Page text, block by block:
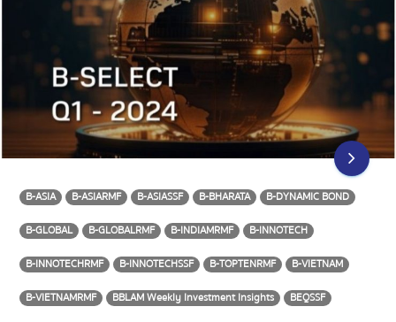
B-ASIA B-ASIARMF B-ASIASSF B-BHARATA
B-DYNAMIC BOND
B-GLOBAL
B-GLOBALRMF B-INDIAMRMF
B-INNOTECH
B-INNOTECHRMF
B-INNOTECHSSF B-TOPTENRMF
B-VIETNAM
B-VIETNAMRMF
BBLAM Weekly Investment Insights
BEQSSF